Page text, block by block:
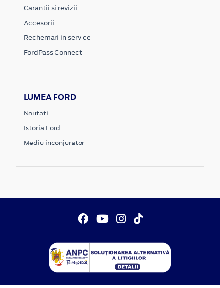
Garantii si revizii
Accesorii
Rechemari in service
FordPass Connect
LUMEA FORD
Noutati
Istoria Ford
Mediu inconjurator